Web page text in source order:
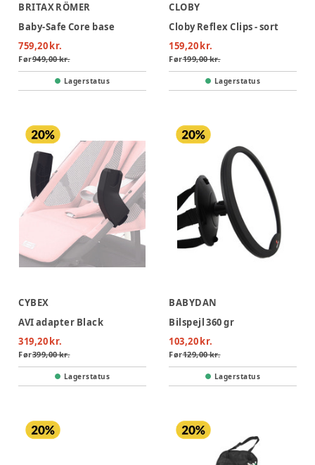
BRITAX RÖMER
Baby-Safe Core base
759,20 kr.
Før949,00 kr.
Lagerstatus
CLOBY
Cloby Reflex Clips - sort
159,20 kr.
Før199,00 kr.
Lagerstatus
CYBEX
AVI adapter Black
319,20 kr.
Før399,00 kr.
Lagerstatus
BABYDAN
Bilspejl 360 gr
103,20 kr.
Før129,00 kr.
Lagerstatus